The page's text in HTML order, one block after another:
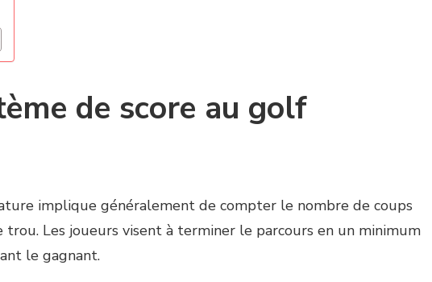
de score au golf
implique généralement de compter le nombre de coups
trou. Les joueurs visent à terminer le parcours en un minimum
le gagnant.